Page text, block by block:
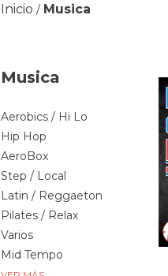
Inicio / Musica
Musica
Aerobics / Hi Lo
Hip Hop
AeroBox
Step / Local
Latin / Reggaeton
Pilates / Relax
Varios
Mid Tempo